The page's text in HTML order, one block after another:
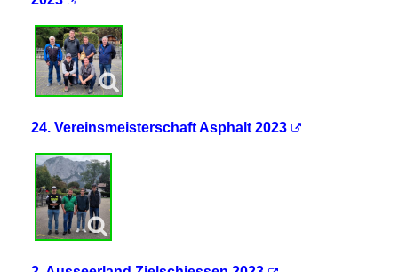
24. Vereinsmeisterschaft Asphalt 2023